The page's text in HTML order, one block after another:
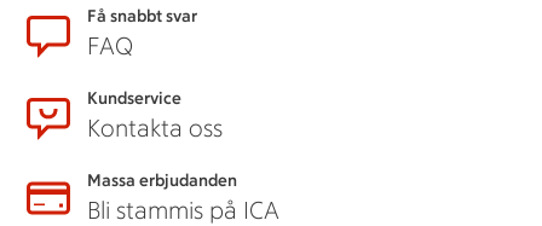
Få snabbt svar
FAQ
Kundservice
Kontakta oss
Massa erbjudanden
Bli stammis på ICA